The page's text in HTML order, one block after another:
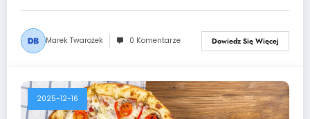
Marek Twarożek 0 Komentarze Dowiedz Się Więcej
2025-12-16